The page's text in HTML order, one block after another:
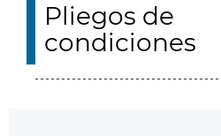
Pliegos de
condiciones